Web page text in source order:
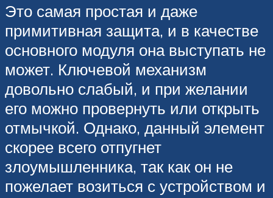
Это самая простая и даже
примитивная защита, и в качестве
основного модуля она выступать не
может. Ключевой механизм
довольно слабый, и при желании
его можно провернуть или открыть
отмычкой. Однако, данный элемент
скорее всего отпугнет
злоумышленника, так как он не
пожелает возиться с устройством и